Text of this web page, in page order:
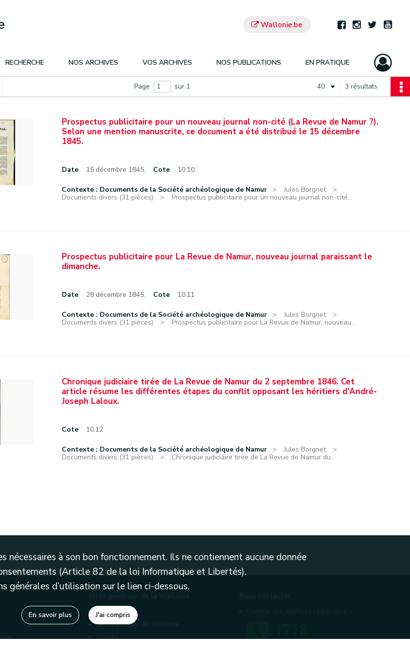
Wallonie.be
RECHERCHE NOS ARCHIVES VOS ARCHIVES NOS PUBLICATIONS EN PRATIQUE
Page sur 1 3 résultats
40
Prospectus publicitaire pour un nouveau journal non-cité (La Revue de Namur ?).
Selon une mention manuscrite, ce document a été distribué le 15 décembre
1845.
Date 15 décembre 1845. Cote 10.10
Contexte : Documents de la Société archéologique de Namur
Jules Borgnet.
Documents divers (31 pièces).
Prospectus publicitaire pour un nouveau journal non-cité...
Prospectus publicitaire pour La Revue de Namur, nouveau journal paraissant le
dimanche.
Date 28 décembre 1845. Cote 10.11
Contexte : Documents de la Société archéologique de Namur
Jules Borgnet.
Documents divers (31 pièces).
Prospectus publicitaire pour La Revue de Namur, nouveau...
Chronique judiciaire tirée de La Revue de Namur du 2 septembre 1846. Cet
article résume les différentes étapes du conflit opposant les héritiers d'André-
Joseph Laloux.
Cote 10.12
Contexte : Documents de la Société archéologique de Namur
Jules Borgnet.
Documents divers (31 pièces).
Chronique judiciaire tirée de La Revue de Namur du...
Wallonie.be
Service public de Wallonie
Wallex
nécessaires à son bon fonctionnement. Ils ne contiennent aucune donnée
(Article 82 de la loi Informatique et Libertés).
générales d’utilisation sur le lien ci-dessous.
En savoir plus J'ai compris